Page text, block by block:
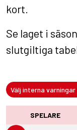
kort.
Se laget i
slutgiltiga
Välj interna
SPELARE